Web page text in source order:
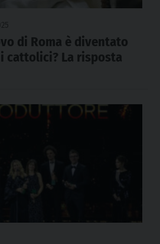
di Roma è diventato
cattolici? La risposta